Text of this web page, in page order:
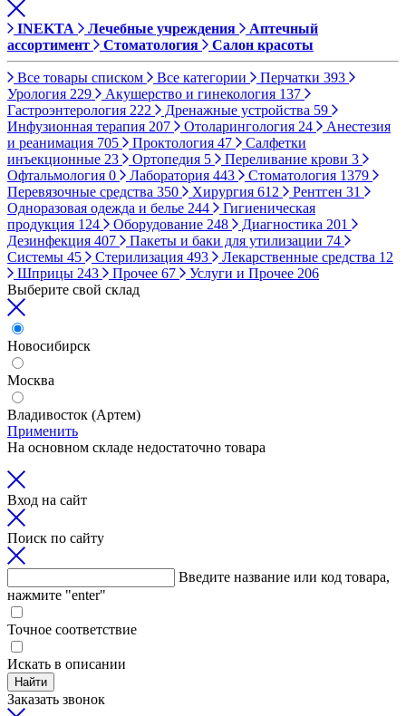
INEKTA Лечебные учреждения
Аптечный
ассортимент
Стоматология Салон красоты
Все товары списком Все категории Перчатки 393
Урология 229 Акушерство и гинекология 137
Гастроэнтерология 222 Дренажные устройства 59
Инфузионная терапия 207 Отоларингология 24
Анестезия
и реанимация 705 Проктология 47
Салфетки
инъекционные 23 Ортопедия 5 Переливание крови 3
Офтальмология 0 Лаборатория 443 Стоматология 1379
Перевязочные средства 350 Хирургия 612 Рентген 31
Одноразовая одежда и белье 244
Гигиеническая
продукция 124 Оборудование 248 Диагностика 201
Дезинфекция 407 Пакеты и баки для утилизации 74
Системы 45 Стерилизация 493 Лекарственные средства 12
Шприцы 243 Прочее 67 Услуги и Прочее 206
Выберите свой склад
Новосибирск
Москва
Владивосток (Артем)
Применить
На основном складе недостаточно товара
Вход на сайт
Поиск по сайту
Введите название или код товара,
нажмите "enter"
Точное соответствие
Искать в описании
Найти
Заказать звонок